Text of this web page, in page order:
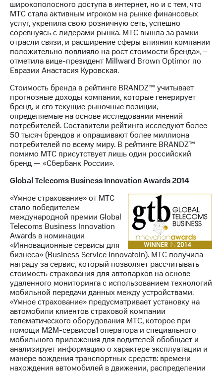
широкополосного доступа в интернет, но и с тем, что
МТС стала активным игроком на рынке финансовых
услуг, укрепила свою розничную сеть, успешно
соревнуясь с лидерами рынка. МТС вышла за рамки
отрасли связи, и расширение сферы влияния компании
положительно повлияло на рост стоимости бренда», –
отметила вице-президент Millward Brown Optimor по
Евразии Анастасия Куровская.
Стоимость бренда в рейтинге BRANDZ™ учитывает
прогнозные доходы компании, которые генерирует
бренд, и его текущие рыночные позиции,
определяемые на основе исследовании мнений
потребителей. Составители рейтинга исследуют более
50 тысяч брендов и опрашивают более миллиона
потребителей по всему миру. В рейтинге BRANDZ™
помимо МТС присутствует лишь один российский
бренд — «Сбербанк России».
Global Telecoms Business Innovation Awards 2014
«Умное страхование» от МТС
стало победителем
международной премии Global
Telecoms Business Innovation
Awards в номинации
«Инновационные сервисы для
бизнеса» (Business Service Innovatoin). МТС получила
награду за сервис, который позволяет рассчитывать
стоимость страхования для автопарков на основе
удаленного мониторинга с использованием технологий
мобильной передачи данных между устройствами.
«Умное страхование» предусматривает установку на
автомобили клиентов страховой компании
телематического оборудования МТС, которое при
помощи М2М-сервисов1 оператора и специального
мобильного приложения для водителей обобщает и
анализирует информацию о характере эксплуатации и
манере вождения транспортных средств: времени
нахождения автомобилей в движении, распределении